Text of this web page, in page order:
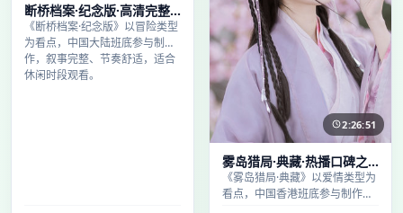
断桥档案·纪念版·高清完整
收录适合周末一口气刷完
《断桥档案·纪念版》以冒险类型
为看点，中国大陆班底参与制
作，叙事完整、节奏舒适，适合
休闲时段观看。
2:26:51
雾岛猎局·典藏·热播口碑之
作剧情扎实演技在线
《雾岛猎局·典藏》以爱情类型为
看点，中国香港班底参与制作，